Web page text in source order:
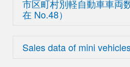
市区町村別軽自動車車両
在 No.48）
Sales data of mini